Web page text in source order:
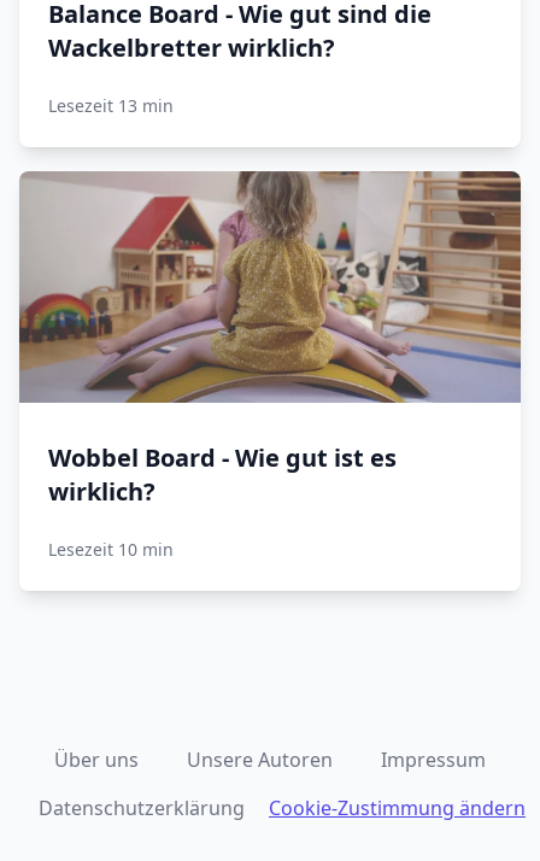
Balance Board - Wie gut sind die
Wackelbretter wirklich?
Lesezeit 13 min
Wobbel Board - Wie gut ist es
wirklich?
Lesezeit 10 min
Über uns Unsere Autoren
Impressum
Datenschutzerklärung
Cookie-Zustimmung ändern